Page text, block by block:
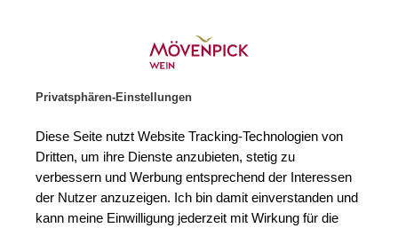
Privatsphären-Einstellungen
Diese Seite nutzt Website Tracking-Technologien von
Dritten, um ihre Dienste anzubieten, stetig zu
verbessern und Werbung entsprechend der Interessen
der Nutzer anzuzeigen. Ich bin damit einverstanden und
kann meine Einwilligung jederzeit mit Wirkung für die
Zum Ende der Bildgalerie springen
Zum Anfang der